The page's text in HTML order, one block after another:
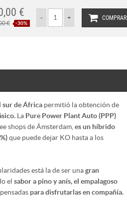
COMPRAR
€
€ -30%
sur de África permitió la obtención de
La Pure Power Plant Auto (PPP)
shops de Ámsterdam, es un híbrido
que puede dejar KO hasta a los
está la de ser unagran
el sabor a pino y anís, el empalagoso
para disfrutarlas en compañía.